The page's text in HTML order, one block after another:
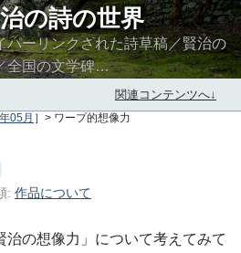
の詩の世界
パーリンクされた詩草稿／賢治の
全国の文学碑…
関連コンテンツへ↓
05月 ］> ワープ的想像力
: 作品について
の想像力」について考えてみて